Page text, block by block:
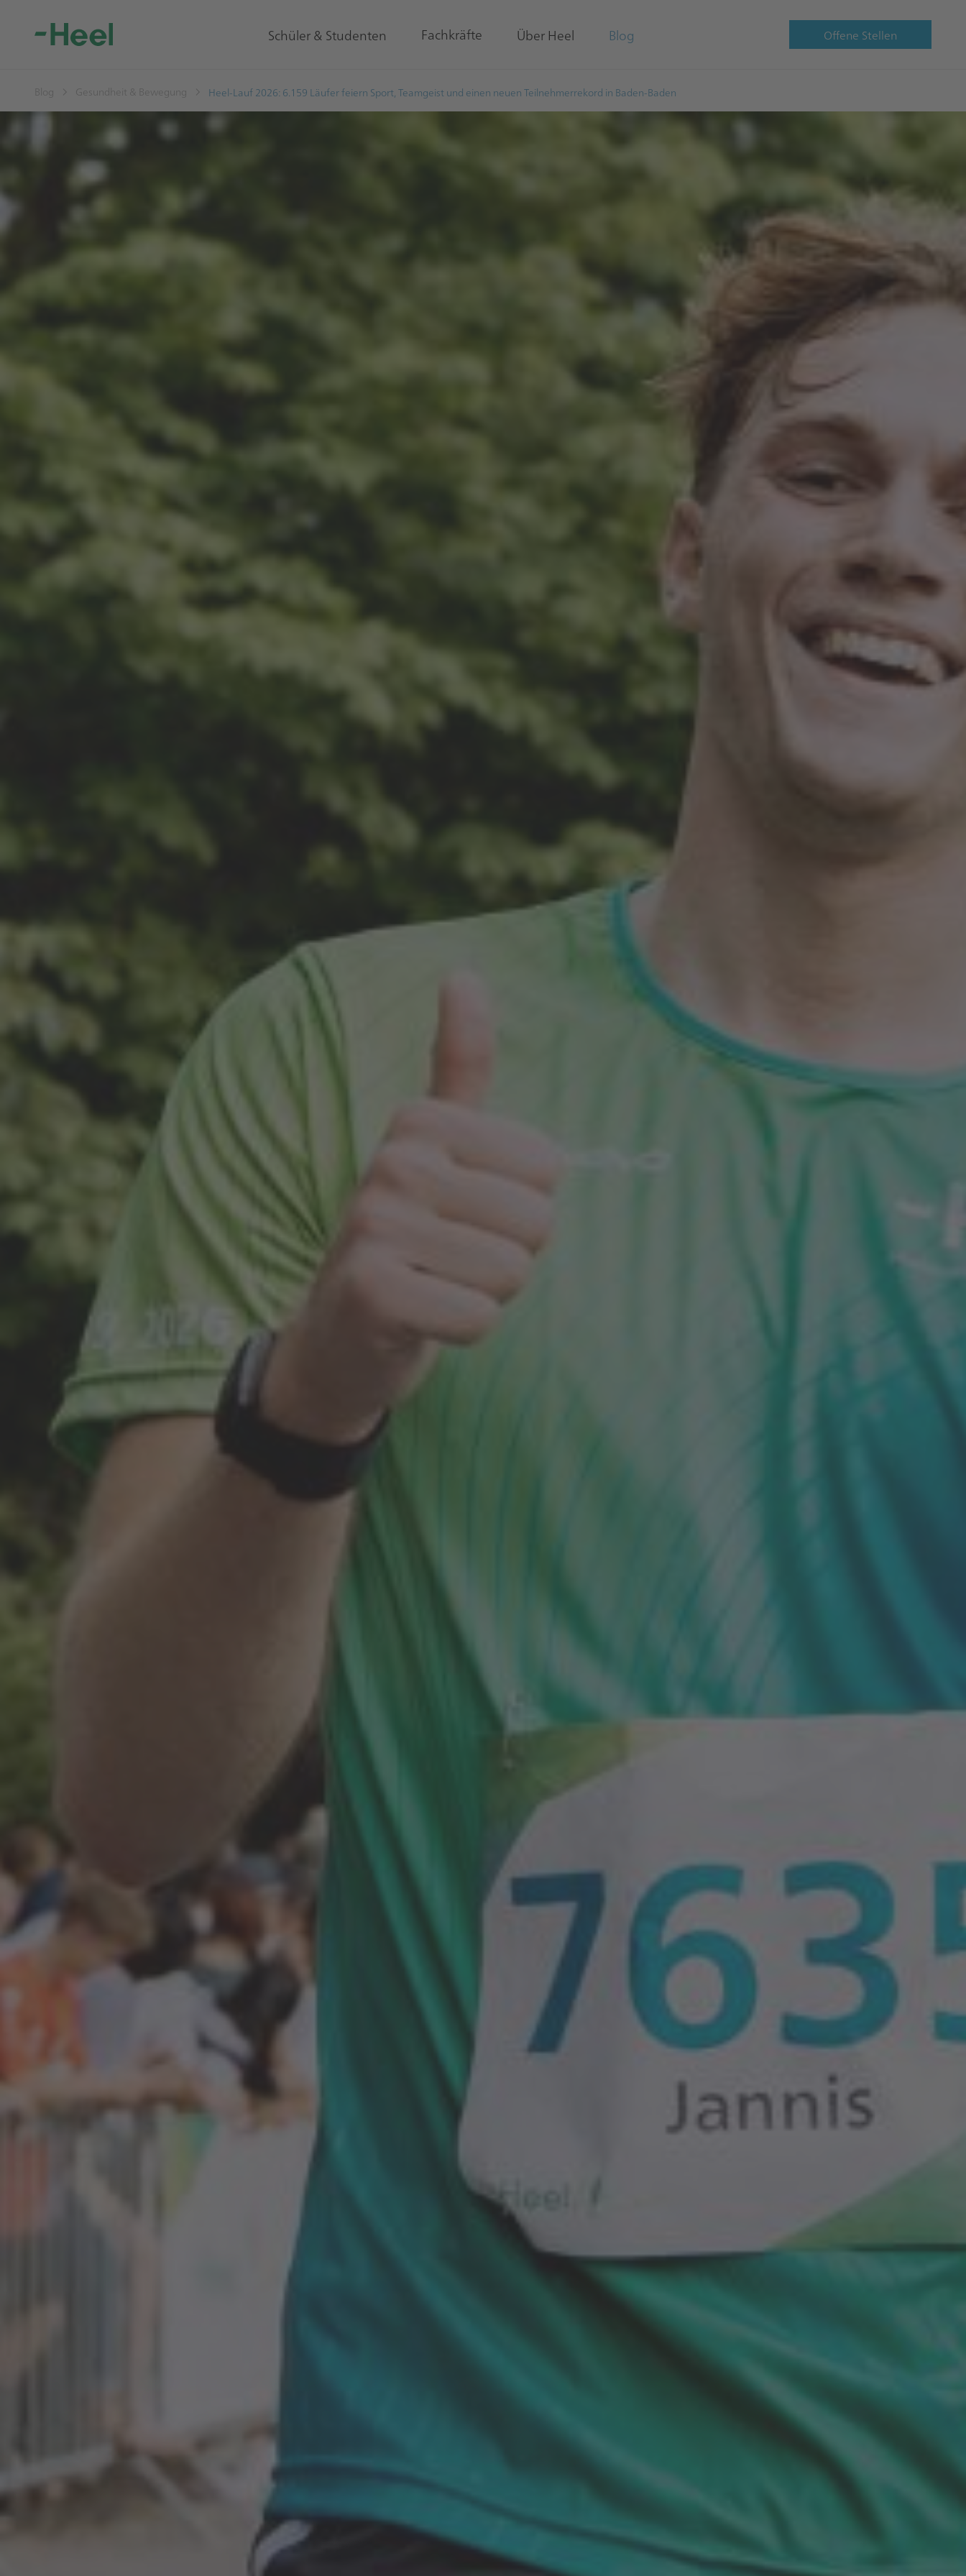
Schüler & Studenten Fachkräfte Über Heel Blog Offene Stellen
Blog Gesundheit & Bewegung Heel-Lauf 2026: 6.159 Läufer feiern Sport, Teamgeist und einen neuen Teilnehmerrekord in Baden-Baden